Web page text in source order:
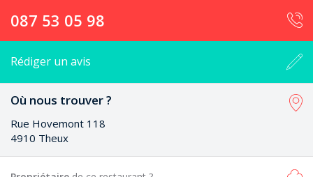
087 53 05 98
Rédiger un avis
Où nous trouver ?
Rue Hovemont 118
4910 Theux